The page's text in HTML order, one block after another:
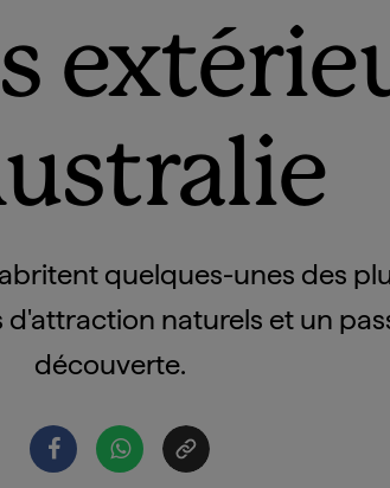
quelques-unes des
naturels et un
découverte.